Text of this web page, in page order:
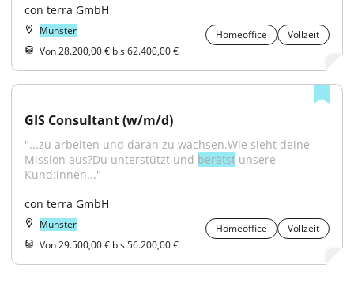
con terra GmbH
Münster Homeoffice
Vollzeit
Von 28.200,00 € bis 62.400,00 €
GIS Consultant (w/m/d)
"...zu arbeiten und daran zu wachsen.Wie sieht deine
Mission aus?Du unterstützt und berätst unsere
Kund:innen..."
con terra GmbH
Münster Homeoffice
Vollzeit
Von 29.500,00 € bis 56.200,00 €